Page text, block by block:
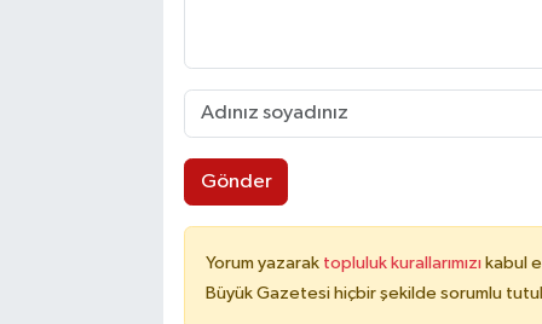
Gönder
Yorum yazarak topluluk kurallarımızı kabul
Büyük Gazetesi hiçbir şekilde sorumlu